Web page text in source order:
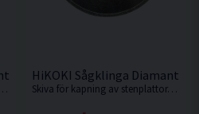
160x30x3,0mm
produkter, glasfiberarmerad polyester, etc.
HiKOKI Sågklinga Diamant
Skiva för kapning av stenplattor, plast, glasfiber, polyesterbaserade produkter, glasfiberarmerad polyester, etc.